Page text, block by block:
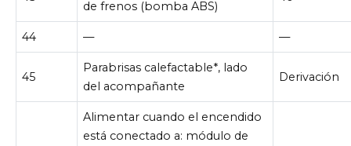
de frenos (bomba ABS)
44 — —
45
Parabrisas calefactable*, lado
del acompañante
Derivación
Alimentar cuando el encendido
está conectado a: módulo de